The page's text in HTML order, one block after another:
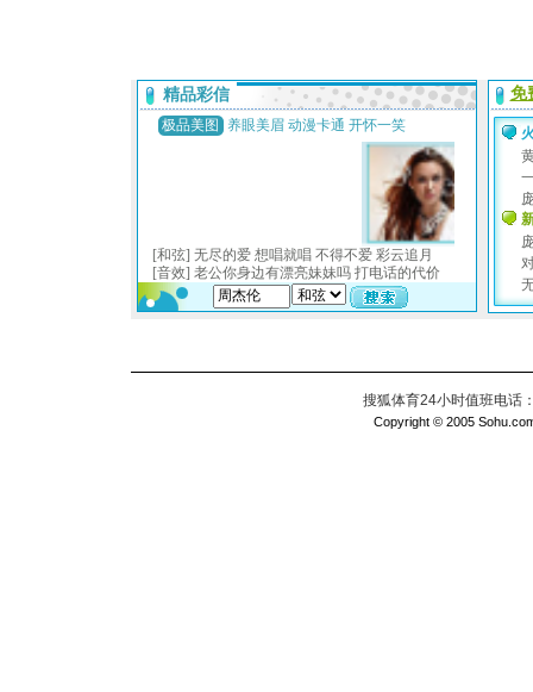
搜狐体育24小时值班电话
Copyright © 2005